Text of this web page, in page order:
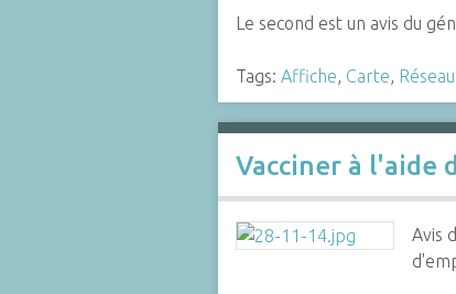
Le second est un avis du
Tags: Affiche, Carte, Réseau
Vacciner à l'aide
Avis